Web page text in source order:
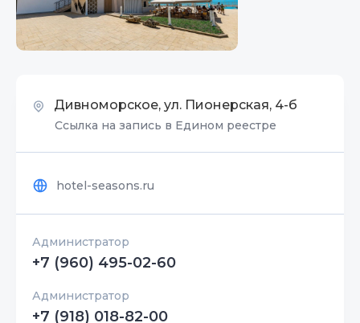
Дивноморское, ул. Пионерская, 4-б
Ссылка на запись в Едином реестре
hotel-seasons.ru
Администратор
+7 (960) 495-02-60
Администратор
+7 (918) 018-82-00